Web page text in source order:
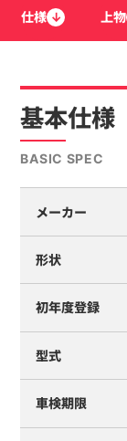
仕様 ↓ 上物
基本仕様
BASIC SPEC
メーカー
形状
初年度登録
型式
車検期限